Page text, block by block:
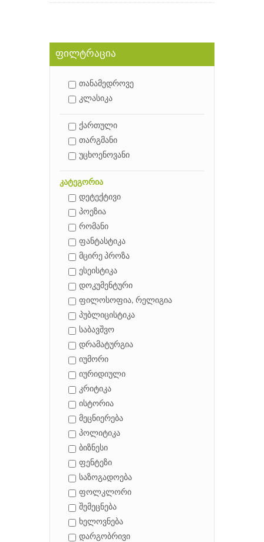
ფილტრაცია
თანამედროვე
კლასიკა
ქართული
თარგმანი
უცხოენოვანი
კატეგორია
დეტექტივი
პოეზია
რომანი
ფანტასტიკა
მცირე პროზა
ესეისტიკა
დოკუმენტური
ფილოსოფია, რელიგია
პუბლიცისტიკა
საბავშვო
დრამატურგია
იუმორი
იურიდიული
კრიტიკა
ისტორია
მეცნიერება
პოლიტიკა
ბიზნესი
ფენტეზი
საზოგადოება
ფოლკლორი
შემეცნება
ხელოვნება
დარგობრივი